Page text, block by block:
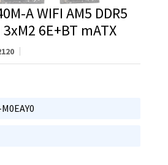
A WIFI AM5 DDR5
6E+BT mATX